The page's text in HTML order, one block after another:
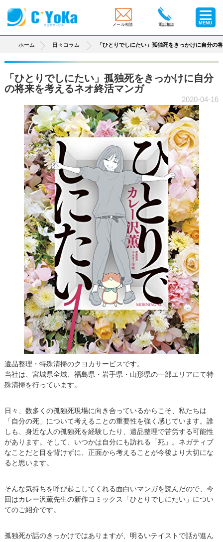
メール相談 電話相談 MENU
ホーム 日々コラム 「ひとりでしにたい」孤独死をきっかけに自分の
「ひとりでしにたい」孤独死をきっかけに自分
の将来を考えるネオ終活マンガ
2020-04-16
遺品整理・特殊清掃のクヨカサービスです。
当社は、宮城県全域、福島県・岩手県・山形県の一部エリアにて特
殊清掃を行っています。
日々、数多くの孤独死現場に向き合っているからこそ、私たちは
「自分の死」について考えることの重要性を強く感じています。誰
しも、身近な人の孤独死を経験したり、遺品整理で苦労する可能性
があります。そして、いつかは自分にも訪れる「死」。ネガティブ
なことだと目を背けずに、正面から考えることが今後より大切にな
ると思います。
そんな気持ちを呼び起こしてくれる面白いマンガを読んだので、今
回はカレー沢薫先生の新作コミックス「ひとりでしにたい」につい
てのご紹介です。
孤独死が話のきっかけではありますが、明るいテイストで話が進ん